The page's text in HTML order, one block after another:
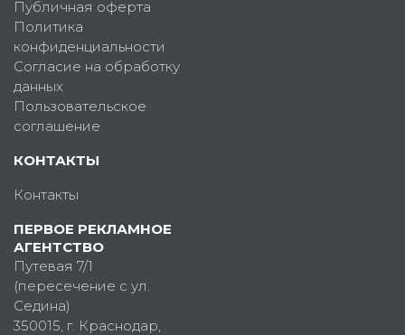
Публичная оферта
Политика
конфиденциальности
Согласие на обработку
данных
Пользовательское
соглашение
КОНТАКТЫ
Контакты
ПЕРВОЕ РЕКЛАМНОЕ
АГЕНТСТВО
Путевая 7/1
(пересечение с ул.
Седина)
350015 , г. Краснодар,